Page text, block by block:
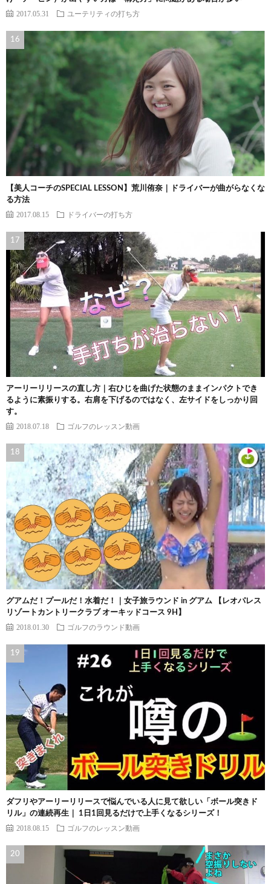
2017.05.31 ユーテリティの打ち方
【美人コーチのSPECIAL LESSON】荒川侑奈｜ドライバーが曲がらなくな
る方法
2017.08.15 ドライバーの打ち方
アーリーリリースの直し方｜右ひじを曲げた状態のままインパクトでき
るように素振りする。右肩を下げるのではなく、左サイドをしっかり回
す。
2018.07.18 ゴルフのレッスン動画
グアムだ！プールだ！水着だ！｜女子旅ラウンド in グアム 【レオパレス
リゾートカントリークラブ オーキッドコース 9H】
2018.01.30 ゴルフのラウンド動画
ダフリやアーリーリリースで悩んでいる人に見て欲しい「ボール突きド
リル」の連続再生｜ 1日1回見るだけで上手くなるシリーズ！
2018.08.15 ゴルフのレッスン動画